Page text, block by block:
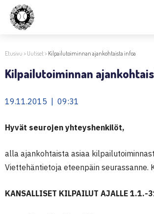
Etusivu > Uutiset> Kilpailutoiminnan ajankohtaista infoa
Kilpailutoiminnan
19.11.2015 | 09:31
Hyvät seurojen yhteyshenkilöt,
alla ajankohtaista asiaa
Viettehäntietoja eteenpäin seurassanne.
KANSALLISET KILPAILUT AJALLE 1.1.-